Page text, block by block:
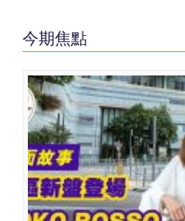
今期焦點